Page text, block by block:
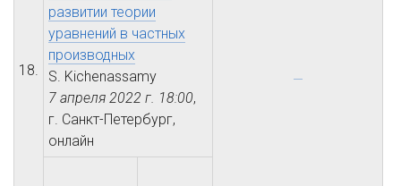
18.
развитии теории
уравнений в частных
производных
S. Kichenassamy
7 апреля 2022 г. 18:00,
г. Санкт-Петербург,
онлайн